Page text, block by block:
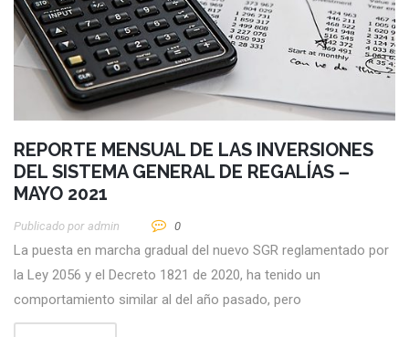
REPORTE MENSUAL DE LAS INVERSIONES
DEL SISTEMA GENERAL DE REGALÍAS –
MAYO 2021
Publicado por Admin 0
La puesta en marcha gradual del nuevo SGR reglamentado por
la Ley 2056 y el Decreto 1821 de 2020, ha tenido un
comportamiento similar al del año pasado, pero